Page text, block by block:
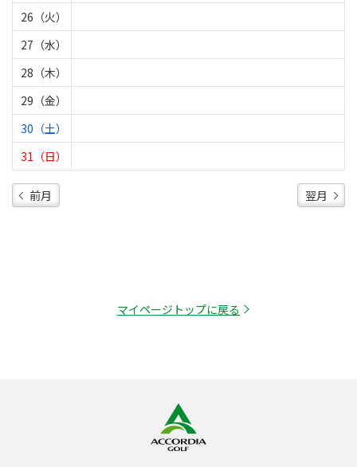
26（火）
27（水）
28（木）
29（金）
30（土）
31（日）
前月 翌月
マイページトップに戻る